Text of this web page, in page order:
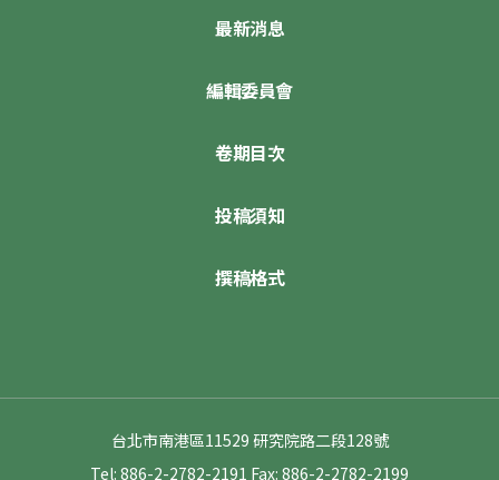
最新消息
編輯委員會
卷期目次
投稿須知
撰稿格式
台北市南港區11529 研究院路二段128號
Tel: 886-2-2782-2191 Fax: 886-2-2782-2199